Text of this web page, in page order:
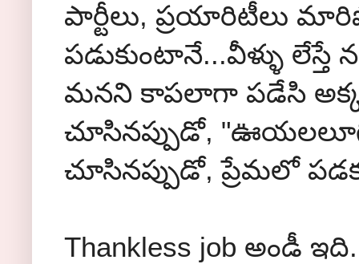
పార్టీలు, ప్రయారిటీలు
పడుకుంటానే...వీళ్ళు లేస్తే
మనని కాపలాగా పడేసి
చూసినప్పుడో,
చూసినప్పుడో, ప్రేమలో
Thankless job అండీ